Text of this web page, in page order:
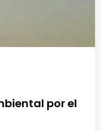
por el